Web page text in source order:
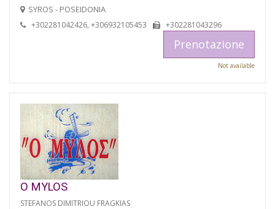
SYROS - POSEIDONIA
+302281042426, +306932105453 +302281043296
Prenotazione
Not available
O MYLOS
STEFANOS DIMITRIOU FRAGKIAS